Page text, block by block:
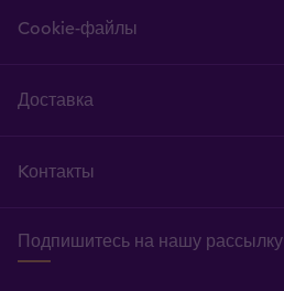
Cookie-файлы
Доставка
Kонтакты
Подпишитесь на нашу рассылку